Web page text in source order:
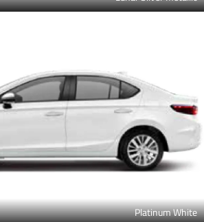
Platinum White